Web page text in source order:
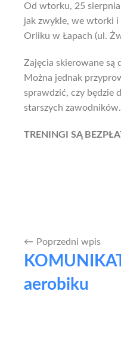
Od wtorku, 25
jak zwykle, we wtorki i
Orliku w Łapach (ul.
Zajęcia skierowane są
Można jednak
sprawdzić, czy będzie
starszych zawodników.
TRENINGI SĄ
Nawigacja
wpisu
Poprzedni wpis
aerobiku